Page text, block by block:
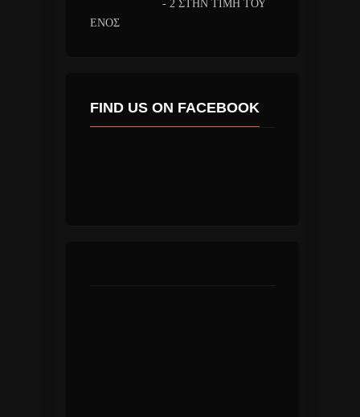
- 2 ΣΤΗΝ ΤΙΜΗ ΤΟΥ
ΕΝΟΣ
FIND US ON FACEBOOK